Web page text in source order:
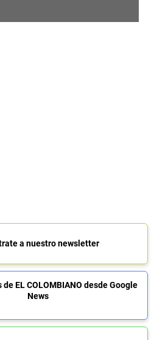
a nuestro newsletter
EL COLOMBIANO desde Google
News